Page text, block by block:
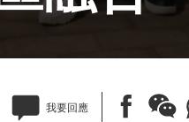
我要回應